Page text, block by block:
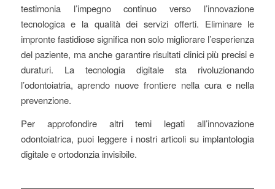
testimonia l’impegno continuo verso l’innovazione
tecnologica e la qualità dei servizi offerti. Eliminare le
impronte fastidiose significa non solo migliorare l’esperienza
del paziente, ma anche garantire risultati clinici più precisi e
duraturi. La tecnologia digitale sta rivoluzionando
l’odontoiatria, aprendo nuove frontiere nella cura e nella
prevenzione.
Per approfondire altri temi legati all’innovazione
odontoiatrica, puoi leggere i nostri articoli su implantologia
digitale e ortodonzia invisibile.